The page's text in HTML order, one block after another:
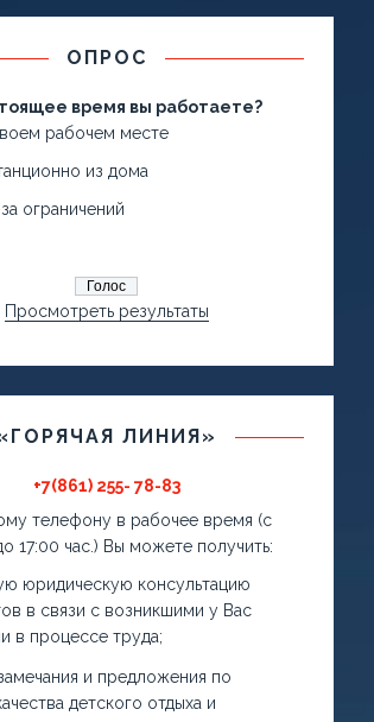
ОПРОС
время вы работаете?
рабочем месте
из дома
ограничений
Просмотреть результаты
ЛИНИЯ»
+7(861) 255- 78-83
телефону в рабочее время (с
17:00 час.) Вы можете получить:
юридическую консультацию
в связи с возникшими у Вас
в процессе труда;
и предложения по
детского отдыха и